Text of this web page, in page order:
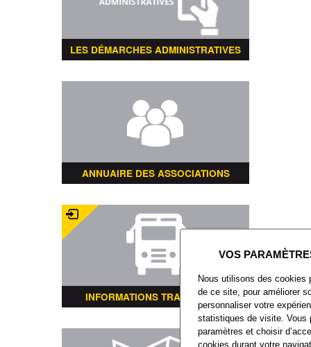
LES DÉMARCHES ADMINISTRATIVES
ANNUAIRE DES ASSOCIATIONS
INFORMATIONS TRANSPORTS
Nous utilisons des cookies
de ce site, pour améliorer
personnaliser votre
statistiques de visite. Vous
paramètres et choisir
cookies durant votre